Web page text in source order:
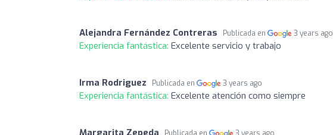
Alejandra Fernández Contreras Publicada en 3 years ago
Experiencia fantástica: Excelente servicio y trabajo
Irma Rodriguez Publicada en 3 years ago
Experiencia fantástica: Excelente atención como siempre